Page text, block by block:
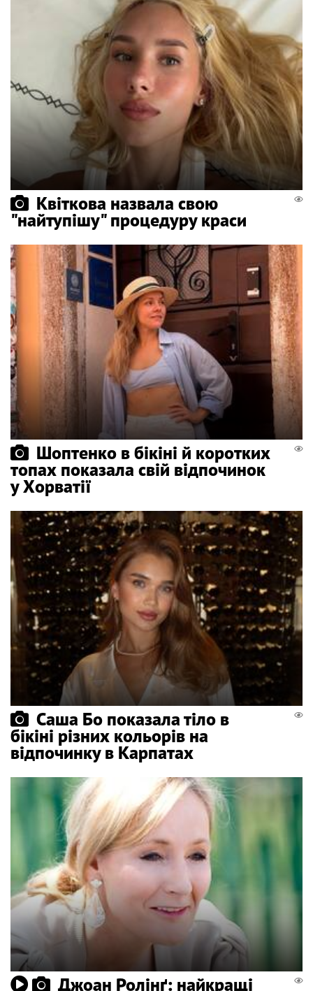
Квіткова назвала свою
"найтупішу" процедуру краси
Шоптенко в бікіні й коротких
топах показала свій відпочинок
у Хорватії
Саша Бо показала тіло в
бікіні різних кольорів на
відпочинку в Карпатах
Джоан Ролінґ: найкращі